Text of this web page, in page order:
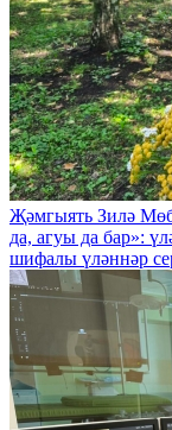
Җәмгыять Зилә
да, агуы да бар»:
шифалы үләннәр